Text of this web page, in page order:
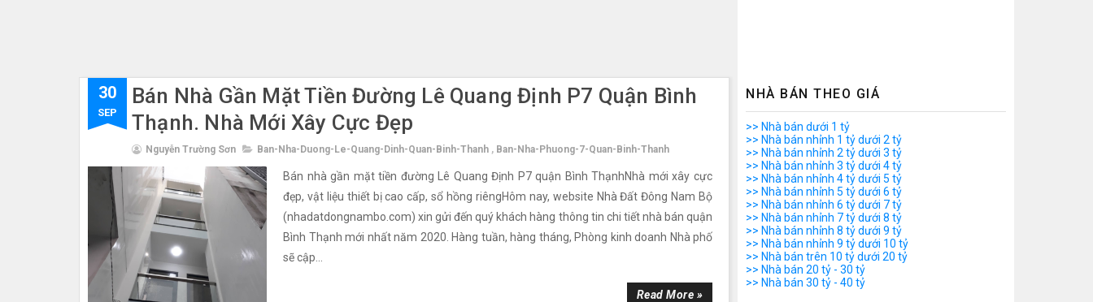
30
SEP
Bán Nhà Gần Mặt Tiền Đường Lê Quang Định P7 Quận Bình
Thạnh. Nhà Mới Xây Cực Đẹp
Nguyễn Trường Sơn Ban-Nha-Duong-Le-Quang-Dinh-Quan-Binh-Thanh , Ban-Nha-Phuong-7-Quan-Binh-Thanh
Bán nhà gần mặt tiền đường Lê Quang Định P7 quận Bình ThạnhNhà mới xây cực
đẹp, vật liệu thiết bị cao cấp, sổ hồng riêngHôm nay, website Nhà Đất Đông Nam Bộ
(nhadatdongnambo.com) xin gửi đến quý khách hàng thông tin chi tiết nhà bán quận
Bình Thạnh mới nhất năm 2020. Hàng tuần, hàng tháng, Phòng kinh doanh Nhà phố
sẽ cập...
Read More »
NHÀ BÁN THEO GIÁ
>> Nhà bán dưới 1 tỷ
>> Nhà bán nhỉnh 1 tỷ dưới 2 tỷ
>> Nhà bán nhỉnh 2 tỷ dưới 3 tỷ
>> Nhà bán nhỉnh 3 tỷ dưới 4 tỷ
>> Nhà bán nhỉnh 4 tỷ dưới 5 tỷ
>> Nhà bán nhỉnh 5 tỷ dưới 6 tỷ
>> Nhà bán nhỉnh 6 tỷ dưới 7 tỷ
>> Nhà bán nhỉnh 7 tỷ dưới 8 tỷ
>> Nhà bán nhỉnh 8 tỷ dưới 9 tỷ
>> Nhà bán nhỉnh 9 tỷ dưới 10 tỷ
>> Nhà bán trên 10 tỷ dưới 20 tỷ
>> Nhà bán 20 tỷ - 30 tỷ
>> Nhà bán 30 tỷ - 40 tỷ